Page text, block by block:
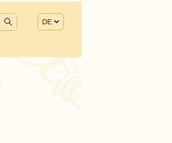
DE